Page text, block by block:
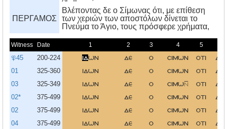
ΠΕΡΓΑΜΟΣ
Bλέποντας δε ο Σίμωνας ότι, με επίθεση
των χεριών των αποστόλων δίνεται το
Πνεύμα το Άγιο, τους πρόσφερε χρήματα,
Witness Date 1 2 3 4 5
𝔓45 200-224 ιδων δε ο σιμων οτι δια
01 325-360 ιδων δε ο σιμων οτι δια
03 325-349 ιδων δε ο σιμω οτι δια
02* 375-499 ιδων δε ο σιμων οτι δια
02 375-499 ιδων δε ο σιμων οτι δια
04 375-499 ιδων δε ο σιμων οτι δια